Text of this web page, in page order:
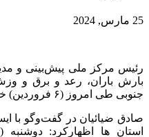
25 مارس, 2024
رئیس مرکز ملی پیش‌بینی و
بارش باران، رعد و برق و
جنوبی طی امروز (۶ فروردین) خبر داد.
صادق ضیائیان در گفت‌وگو با